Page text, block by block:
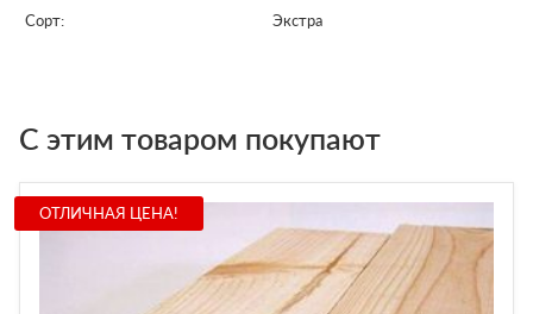
Сорт: Экстра
С этим товаром покупают
ОТЛИЧНАЯ ЦЕНА!